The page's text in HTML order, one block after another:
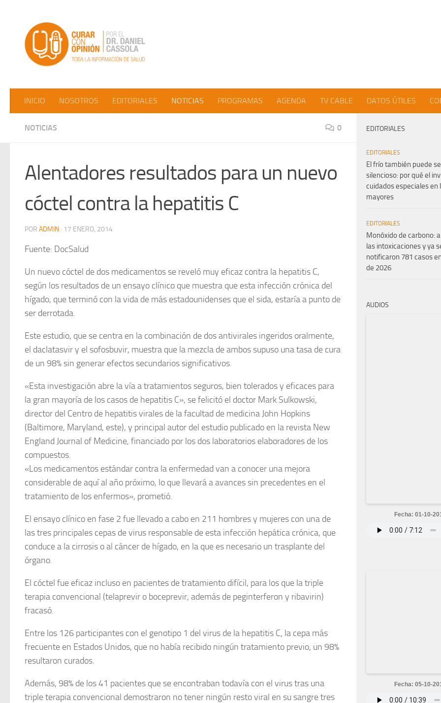
INICIO NOSOTROS EDITORIALES NOTICIAS PROGRAMAS AGENDA TV CABLE DATOS ÚTILES
NOTICIAS 0
Alentadores resultados para un nuevo
cóctel contra la hepatitis C
POR ADMIN · 17 ENERO, 2014
Fuente: DocSalud
Un nuevo cóctel de dos medicamentos se reveló muy eficaz contra la hepatitis C,
según los resultados de un ensayo clínico que muestra que esta infección crónica del
hígado, que terminó con la vida de más estadounidenses que el sida, estaría a punto de
ser derrotada.
Este estudio, que se centra en la combinación de dos antivirales ingeridos oralmente,
el daclatasvir y el sofosbuvir, muestra que la mezcla de ambos supuso una tasa de cura
de un 98% sin generar efectos secundarios significativos.
«Esta investigación abre la vía a tratamientos seguros, bien tolerados y eficaces para
la gran mayoría de los casos de hepatitis C», se felicitó el doctor Mark Sulkowski,
director del Centro de hepatitis virales de la facultad de medicina John Hopkins
(Baltimore, Maryland, este), y principal autor del estudio publicado en la revista New
England Journal of Medicine, financiado por los dos laboratorios elaboradores de los
compuestos.
«Los medicamentos estándar contra la enfermedad van a conocer una mejora
considerable de aquí al año próximo, lo que llevará a avances sin precedentes en el
tratamiento de los enfermos», prometió.
El ensayo clínico en fase 2 fue llevado a cabo en 211 hombres y mujeres con una de
las tres principales cepas de virus responsable de esta infección hepática crónica, que
conduce a la cirrosis o al cáncer de hígado, en la que es necesario un trasplante del
órgano.
El cóctel fue eficaz incluso en pacientes de tratamiento difícil, para los que la triple
terapia convencional (telaprevir o boceprevir, además de peginterferon y ribavirin)
fracasó.
Entre los 126 participantes con el genotipo 1 del virus de la hepatitis C, la cepa más
frecuente en Estados Unidos, que no había recibido ningún tratamiento previo, un 98%
resultaron curados.
Además, 98% de los 41 pacientes que se encontraban todavía con el virus tras una
triple terapia convencional demostraron no tener ningún resto viral en su sangre tres
EDITORIALES
EDITORIALES
El frío también puede
silencioso: por qué el
cuidados especiales en
mayores
EDITORIALES
Monóxido de carbono:
las intoxicaciones y ya
notificaron 781 casos
de 2026
AUDIOS
Fecha: 01-10-
Fecha: 05-10-